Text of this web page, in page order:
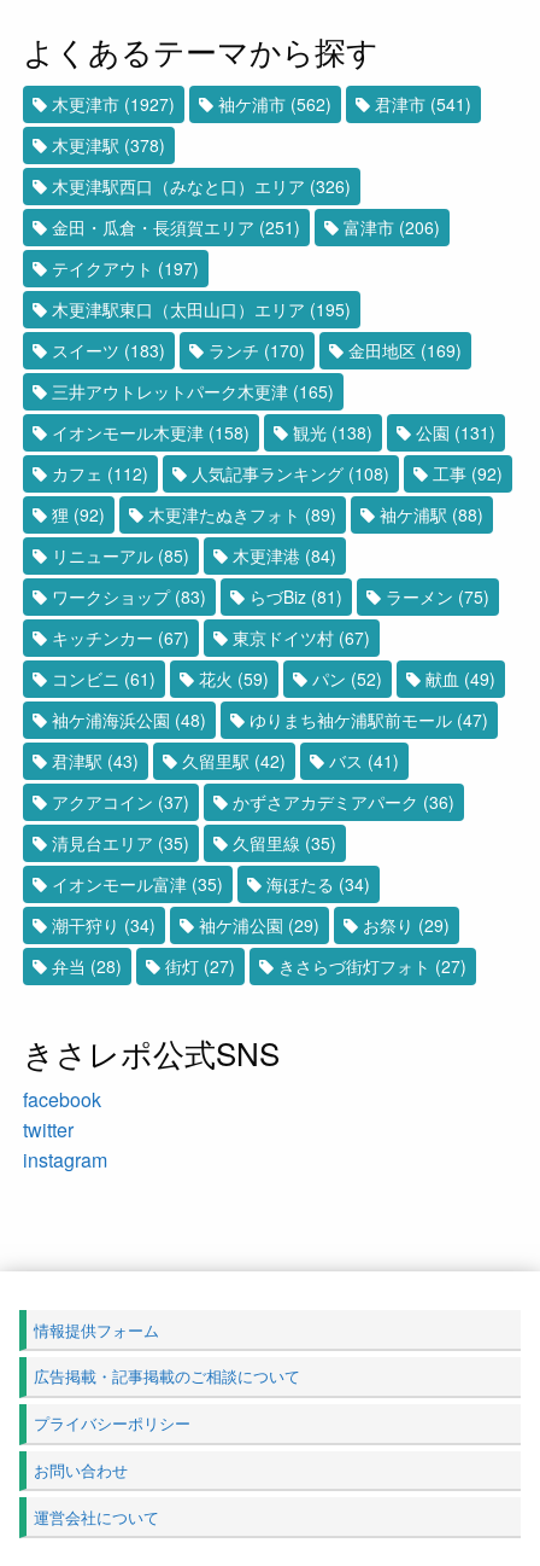
よくあるテーマから探す
木更津市 (1927) 袖ケ浦市 (562) 君津市 (541)
木更津駅 (378)
木更津駅西口（みなと口）エリア (326)
金田・瓜倉・長須賀エリア (251) 富津市 (206)
テイクアウト (197)
木更津駅東口（太田山口）エリア (195)
スイーツ (183) ランチ (170) 金田地区 (169)
三井アウトレットパーク木更津 (165)
イオンモール木更津 (158) 観光 (138) 公園 (131)
カフェ (112) 人気記事ランキング (108) 工事 (92)
狸 (92) 木更津たぬきフォト (89) 袖ケ浦駅 (88)
リニューアル (85) 木更津港 (84)
ワークショップ(83) らづBiz (81) ラーメン (75)
キッチンカー (67) 東京ドイツ村 (67)
コンビニ (61) 花火 (59) パン (52) 献血 (49)
袖ケ浦海浜公園 (48) ゆりまち袖ケ浦駅前モール (47)
君津駅 (43) 久留里駅 (42) バス (41)
アクアコイン (37) かずさアカデミアパーク (36)
清見台エリア (35) 久留里線 (35)
イオンモール富津 (35) 海ほたる (34)
潮干狩り (34) 袖ケ浦公園 (29) お祭り (29)
弁当 (28) 街灯 (27) きさらづ街灯フォト (27)
きさレポ公式SNS
facebook
twitter
instagram
情報提供フォーム
広告掲載・記事掲載のご相談について
プライバシーポリシー
お問い合わせ
運営会社について